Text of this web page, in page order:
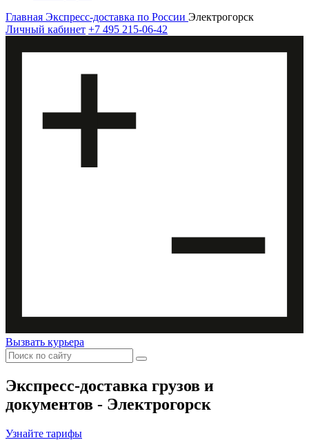
Главная Экспресс-доставка по России Электрогорск
Личный кабинет +7 495 215-06-42
Вызвать курьера
Экспресс-доставка грузов и
документов - Электрогорск
Узнайте тарифы